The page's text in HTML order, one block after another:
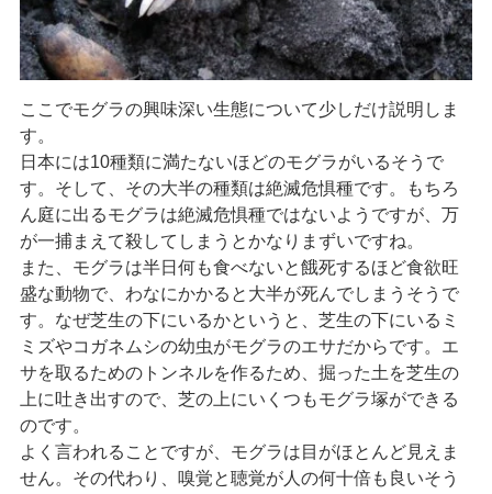
閉じる
ここでモグラの興味深い生態について少しだけ説明しま
す。
日本には10種類に満たないほどのモグラがいるそうで
す。そして、その大半の種類は絶滅危惧種です。もちろ
ん庭に出るモグラは絶滅危惧種ではないようですが、万
が一捕まえて殺してしまうとかなりまずいですね。
また、モグラは半日何も食べないと餓死するほど食欲旺
盛な動物で、わなにかかると大半が死んでしまうそうで
す。なぜ芝生の下にいるかというと、芝生の下にいるミ
ミズやコガネムシの幼虫がモグラのエサだからです。エ
サを取るためのトンネルを作るため、掘った土を芝生の
上に吐き出すので、芝の上にいくつもモグラ塚ができる
のです。
よく言われることですが、モグラは目がほとんど見えま
せん。その代わり、嗅覚と聴覚が人の何十倍も良いそう